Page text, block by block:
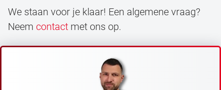
We staan voor je klaar! Een algemene vraag?
Neem contact met ons op.